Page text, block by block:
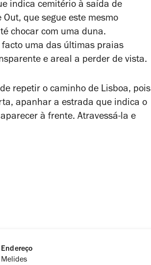
indica cemitério à saída de
que segue este mesmo
chocar com uma duna.
uma das últimas praias
e areal a perder de vista.
repetir o caminho de Lisboa, pois
apanhar a estrada que indica o
à frente. Atravessá-la e
Endereço
Melides